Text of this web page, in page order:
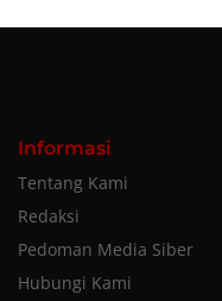
Informasi
Tentang Kami
Redaksi
Pedoman Media Siber
Hubungi Kami